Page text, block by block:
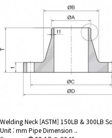
Welding Neck [ASTM] 150LB & 300LB
Unit : mm Pipe Dimension ..